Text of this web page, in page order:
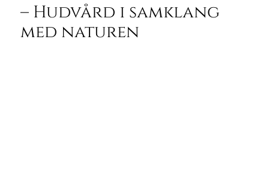
– Hudvård i samklang
med naturen